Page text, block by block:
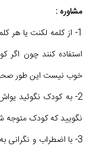
مشاوره :
1- از کلمه لکنت یا هر
استفاده کنند چون
خوب نیست این طور
2- به کودک نگوئید
نگویید که کودک متوجه
3- با اضطراب و نگرانی